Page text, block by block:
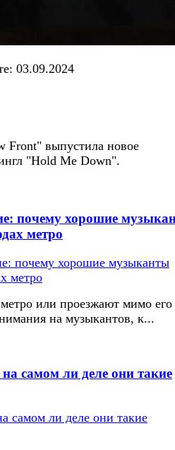
03.09.2024
Front" выпустила новое
"Hold Me Down".
почему хорошие
метро
или проезжают мимо его
на музыкантов, к...
самом ли деле они такие